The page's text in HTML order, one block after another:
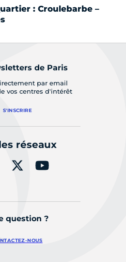
: Croulebarbe –
de Paris
par email
vos centres d'intérêt
S'INSCRIRE
réseaux
question ?
NOUS